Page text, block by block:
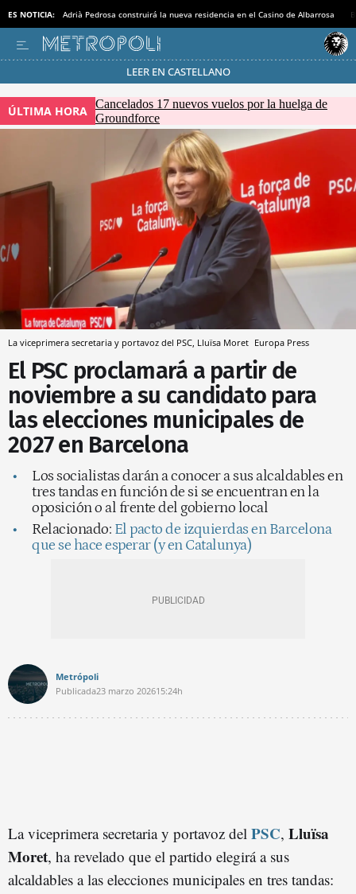
ES NOTICIA: Adrià Pedrosa construirá la nueva residencia en el Casino de Albarrosa
LEER EN CASTELLANO
Pásate al MODO AHORRO
ÚLTIMA HORA Cancelados 17 nuevos vuelos por la huelga de
Groundforce
La viceprimera secretaria y portavoz del PSC, Lluïsa Moret Europa Press
El PSC proclamará a partir de
noviembre a su candidato para
las elecciones municipales de
2027 en Barcelona
Los socialistas darán a conocer a sus alcaldables en
tres tandas en función de si se encuentran en la
oposición o al frente del gobierno local
Relacionado: El pacto de izquierdas en Barcelona
que se hace esperar (y en Catalunya)
Metrópoli
Publicada23 marzo 202615:24h
La viceprimera secretaria y portavoz del PSC, Lluïsa
Moret, ha revelado que el partido elegirá a sus
alcaldables a las elecciones municipales en tres tandas: